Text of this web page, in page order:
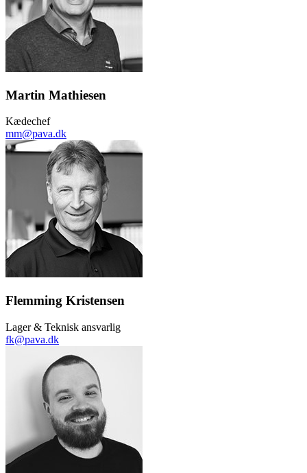
Martin Mathiesen
Kædechef
mm@pava.dk
Flemming Kristensen
Lager & Teknisk ansvarlig
fk@pava.dk